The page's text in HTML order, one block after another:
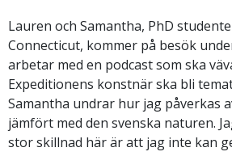
Lauren och Samantha, PhD
Connecticut, kommer på besök
arbetar med en podcast som ska
Expeditionens konstnär ska bli
Samantha undrar hur jag påverkas
jämfört med den svenska naturen.
stor skillnad här är att jag inte kan